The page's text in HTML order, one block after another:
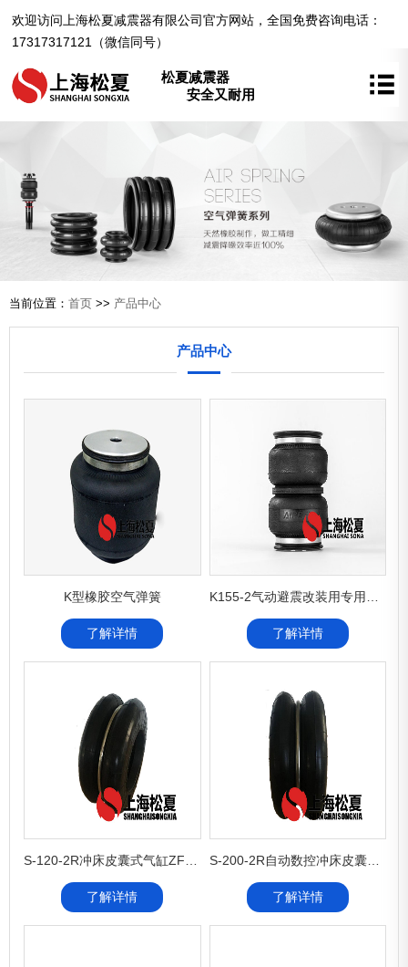
欢迎访问上海松夏减震器有限公司官方网站，全国免费咨询电话：
17317317121（微信同号）
松夏减震器
安全又耐用
当前位置： 首页 >> 产品中心
产品中心
K型橡胶空气弹簧
了解详情 了解详情
了解详情
S-200-2R自动数控冲床皮囊式气缸ZF-200-2可倾冲床皮囊式气缸
了解详情